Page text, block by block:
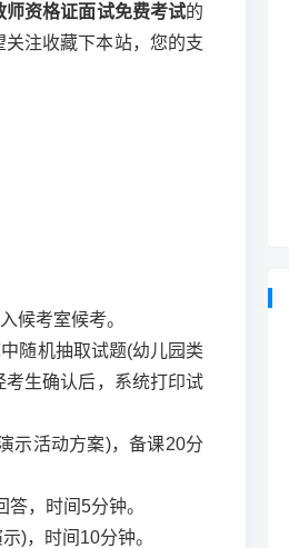
师资格证面试免费考试的
注收藏下本站，您的支
候考室候考。
随机抽取试题(幼儿园类
生确认后，系统打印试
活动方案)，备课20分
，时间5分钟。
)，时间10分钟。